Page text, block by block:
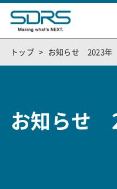
トップ お知らせ 2023年
お知らせ